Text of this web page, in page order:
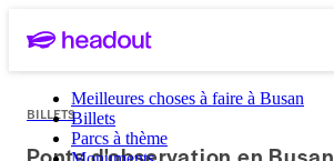
Meilleures choses à faire à Busan
Billets
Parcs à thème
BILLETS